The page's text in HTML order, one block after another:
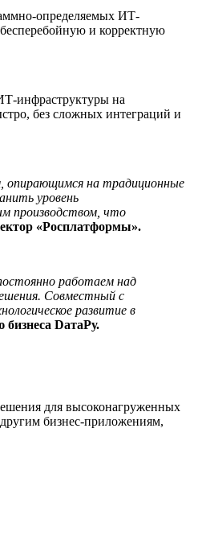
определяемых ИТ-
и корректную
инфраструктуры на
без сложных интеграций и
опирающимся на традиционные
уровень
производством, что
«Росплатформы».
работаем над
Совместный с
развитие в
DатаРу.
для высоконагруженных
бизнес-приложениям,